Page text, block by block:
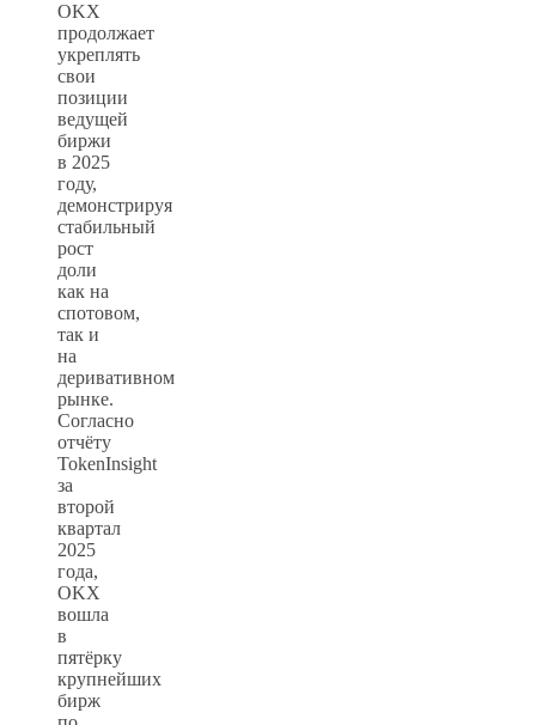
OKX
продолжает
укреплять
свои
позиции
ведущей
биржи
в 2025
году,
демонстрируя
стабильный
рост
доли
как на
спотовом,
так и
на
деривативном
рынке.
Согласно
отчёту
TokenInsight
за
второй
квартал
2025
года,
OKX
вошла
в
пятёрку
крупнейших
бирж